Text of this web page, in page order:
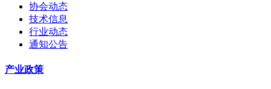
协会动态
技术信息
行业动态
通知公告
产业政策